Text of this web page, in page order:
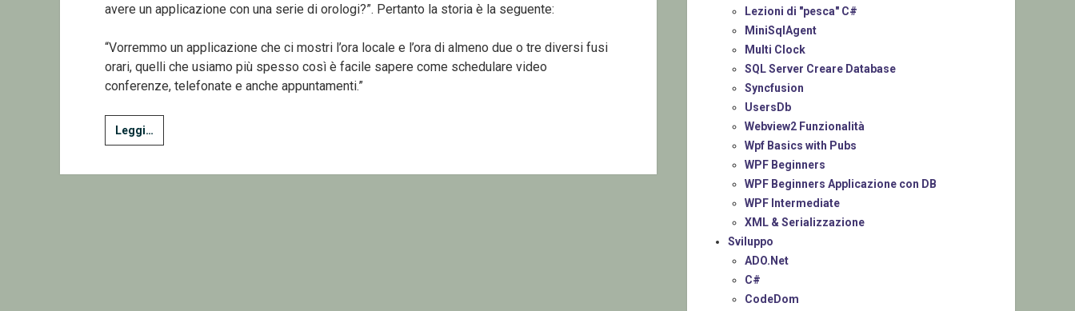
avere un applicazione con una serie di orologi?”. Pertanto la storia è la seguente:
“Vorremmo un applicazione che ci mostri l’ora locale e l’ora di almeno due o tre diversi fusi
orari, quelli che usiamo più spesso così è facile sapere come schedulare video
conferenze, telefonate e anche appuntamenti.”
Leggi…
–
Lezioni di "pesca" C#
MiniSqlAgent
Multi Clock
SQL Server Creare Database
Syncfusion
UsersDb
Webview2 Funzionalità
Wpf Basics with Pubs
WPF Beginners
WPF Beginners Applicazione con DB
WPF Intermediate
XML & Serializzazione
Sviluppo
ADO.Net
C#
CodeDom